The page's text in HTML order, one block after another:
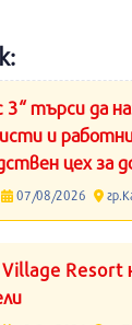
3“ търси да
и
цех за
07/08/2026
Resort